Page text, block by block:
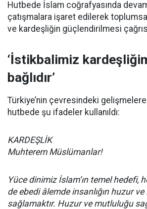
Hutbede İslam coğrafyasında
çatışmalara işaret edilerek
ve kardeşliğin güçlendirilmesi
‘İstikbalimiz
bağlıdır’
Türkiye’nin çevresindeki
hutbede şu ifadeler kullanıldı:
KARDEŞLİK
Muhterem Müslümanlar!
Yüce dinimiz İslam’ın temel hedefi,
de ebedi âlemde insanlığın huzur
sağlamaktır. Huzur ve mutluluğu